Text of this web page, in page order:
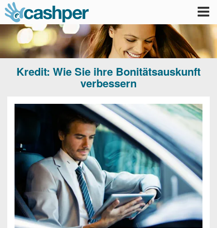
Kredit: Wie Sie ihre Bonitätsauskunft
verbessern